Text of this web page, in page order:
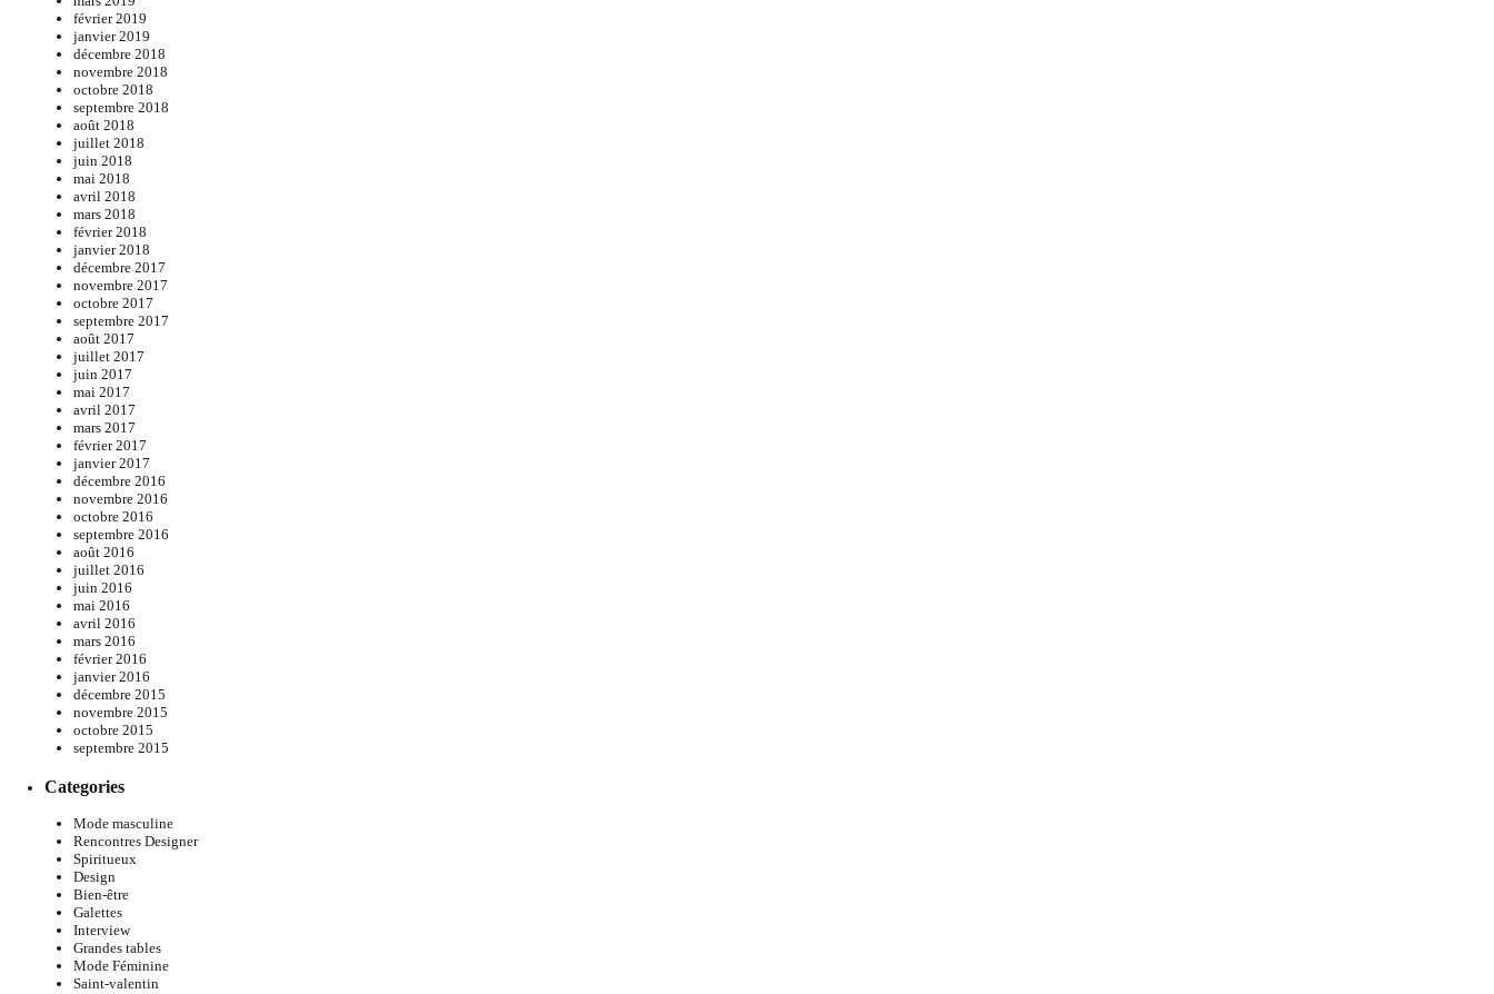
février 2019
janvier 2019
décembre 2018
novembre 2018
octobre 2018
septembre 2018
août 2018
juillet 2018
juin 2018
mai 2018
avril 2018
mars 2018
février 2018
janvier 2018
décembre 2017
novembre 2017
octobre 2017
septembre 2017
août 2017
juillet 2017
juin 2017
mai 2017
avril 2017
mars 2017
février 2017
janvier 2017
décembre 2016
novembre 2016
octobre 2016
septembre 2016
août 2016
juillet 2016
juin 2016
mai 2016
avril 2016
mars 2016
février 2016
janvier 2016
décembre 2015
novembre 2015
octobre 2015
septembre 2015
Categories
Mode masculine
Rencontres Designer
Spiritueux
Design
Bien-être
Galettes
Interview
Grandes tables
Mode Féminine
Saint-valentin